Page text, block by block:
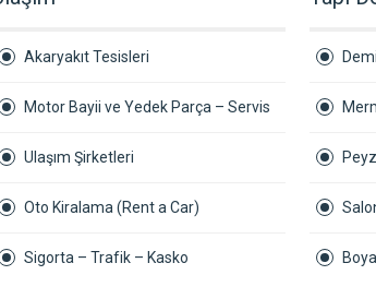
Akaryakıt Tesisleri
Motor Bayii ve Yedek Parça – Servis
Ulaşım Şirketleri
Oto Kiralama (Rent a Car)
Sigorta – Trafik – Kasko